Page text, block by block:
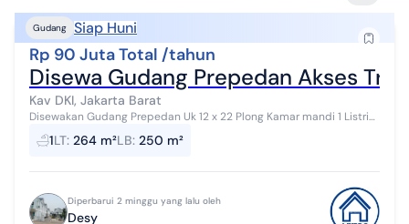
Gudang Siap Huni
Rp 90 Juta Total /tahun
Disewa Gudang Prepedan Akses
Kav DKI, Jakarta Barat
Disewakan Gudang Prepedan Uk 12 x 22 Plong Kamar mandi 1 Listrik
3300 watt Air sumur Akses truk Harga sewa 90jt / thn nett min sewa
3thn , ja...
1LT: 264 m²LB: 250 m²
Diperbarui 2 minggu yang lalu oleh
Desy